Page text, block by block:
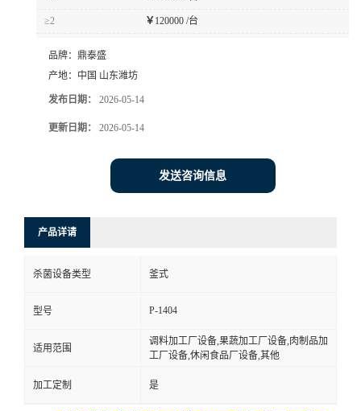
≥2 ￥ 120000 /台
品牌： 鼎泰盛
产地： 中国 山东潍坊
发布日期： 2026-05-14
更新日期： 2026-05-14
发送咨询信息
产品详请
杀菌设备类型 釜式
型号 P-1404
适用范围
调料加工厂设备,果蔬加工厂设备,肉制品加
工厂设备,休闲食品厂设备,其他
加工定制 是